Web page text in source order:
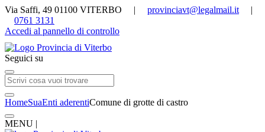
Via Saffi, 49 01100 VITERBO | provinciavt@legalmail.it |
0761 3131
Accedi al pannello di controllo
Seguici su
HomeSuaEnti aderentiComune di grotte di castro
MENU |